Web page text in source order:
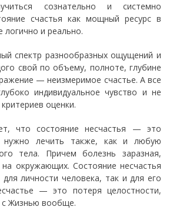
сознательно и системно
счастья как мощный ресурс в
логично и реально.
спектр разнообразных ощущений и
свой по объему, полноте, глубине
— неизмеримое счастье. А все
индивидуальное чувство и не
оценки.
что состояние несчастья — это
нужно лечить также, как и любую
тела. Причем болезнь заразная,
окружающих. Состояние несчастья
личности человека, так и для его
— это потеря целостности,
с Жизнью вообще.